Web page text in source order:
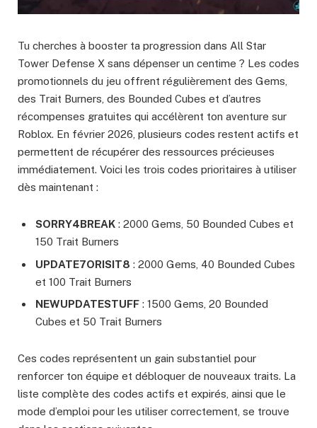
Tu cherches à booster ta progression dans All Star
Tower Defense X sans dépenser un centime ? Les codes
promotionnels du jeu offrent régulièrement des Gems,
des Trait Burners, des Bounded Cubes et d’autres
récompenses gratuites qui accélèrent ton aventure sur
Roblox. En février 2026, plusieurs codes restent actifs et
permettent de récupérer des ressources précieuses
immédiatement. Voici les trois codes prioritaires à utiliser
dès maintenant :
SORRY4BREAK : 2000 Gems, 50 Bounded Cubes et
150 Trait Burners
UPDATE7ORISIT8 : 2000 Gems, 40 Bounded Cubes
et 100 Trait Burners
NEWUPDATESTUFF : 1500 Gems, 20 Bounded
Cubes et 50 Trait Burners
Ces codes représentent un gain substantiel pour
renforcer ton équipe et débloquer de nouveaux traits. La
liste complète des codes actifs et expirés, ainsi que le
mode d’emploi pour les utiliser correctement, se trouve